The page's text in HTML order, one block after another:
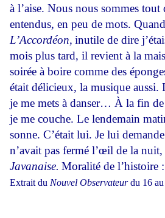
à l’aise. Nous nous sommes tout
entendus, en peu de mots.
L’Accordéon, inutile de dire
mois plus tard, il revient à la
soirée à boire comme des
était délicieux, la musique aussi.
je me mets à danser… À la fin de
je me couche. Le lendemain
sonne. C’était lui. Je lui
n’avait pas fermé l’œil de la
Javanaise. Moralité de l’histoire
Extrait du Nouvel Observateur du 16